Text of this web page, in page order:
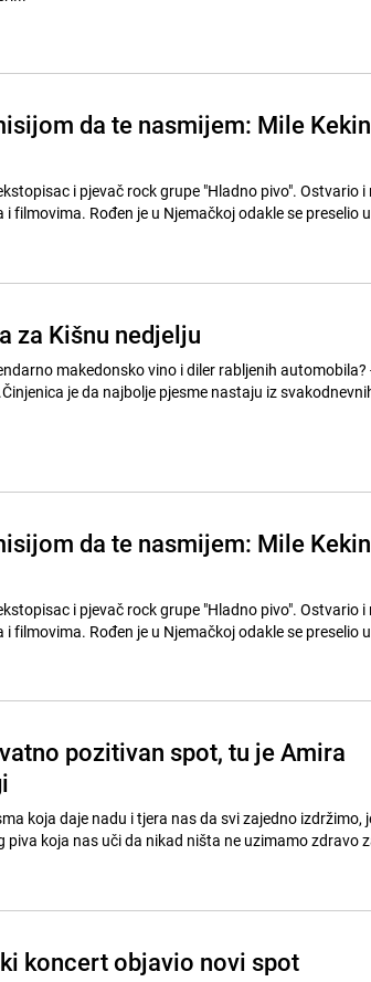
da te nasmijem: Mile
i pjevač rock grupe "Hladno pivo". Ostvario i
filmovima. Rođen je u Njemačkoj odakle se preselio
za Kišnu nedjelju
makedonsko vino i diler rabljenih automobila?
je da najbolje pjesme nastaju iz
da te nasmijem: Mile
i pjevač rock grupe "Hladno pivo". Ostvario i
filmovima. Rođen je u Njemačkoj odakle se preselio
pozitivan spot, tu je Amira
koja daje nadu i tjera nas da svi zajedno izdržimo,
piva koja nas uči da nikad ništa ne uzimamo zdravo
koncert objavio novi spot